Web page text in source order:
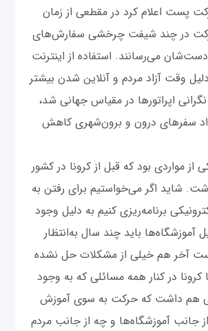
پست اعلام کرد در مقطعی از زمان
در چند شیفت چرخشی سفارش‌های
می‌رسانند. استفاده از اینترنت
وقت آزاد مردم و آنلاین شدن بیشتر
اپراتورها در مقیاس جهانی شد،
سفرهای درون و برون‌شهری کاهش
از مواردی بود که قبل از کرونا در کشور
شاید اگر می‌خواستیم برای رفتن به
برنامه‌ریزی کنیم به دلیل وجود
آموزشگاه‌ها باید چند سال به‌انتظار
آخر هم خیلی از مشکلات حل نشده
کرونا در کنار همه مسائلی که به وجود
هم داشت که حرکت به سوی آموزش
جانب آموزشگاه‌ها و چه از جانب مردم